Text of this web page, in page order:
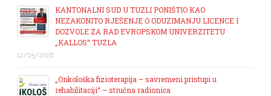
KANTONALNI SUD U TUZLI PONIŠTIO KAO
NEZAKONITO RJEŠENJE O ODUZIMANJU LICENCE I
DOZVOLE ZA RAD EVROPSKOM UNIVERZITETU
„KALLOS“ TUZLA
12/05/2026
„Onkološka fizioterapija – savremeni pristupi u
rehabilitaciji“ – stručna radionica